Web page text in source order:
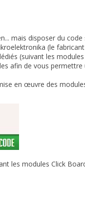
mais disposer du
(le
(suivant les
afin de vous
en œuvre des
les modules Click